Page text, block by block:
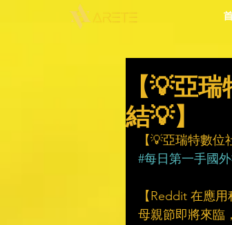
【💡亞
結💡】
【💡亞瑞特數
#每日第一手國
【Reddit 在應
母親節即將來臨